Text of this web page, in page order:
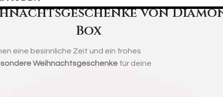
von
Box
eine besinnliche Zeit und ein frohes
Weihnachtsgeschenke für deine